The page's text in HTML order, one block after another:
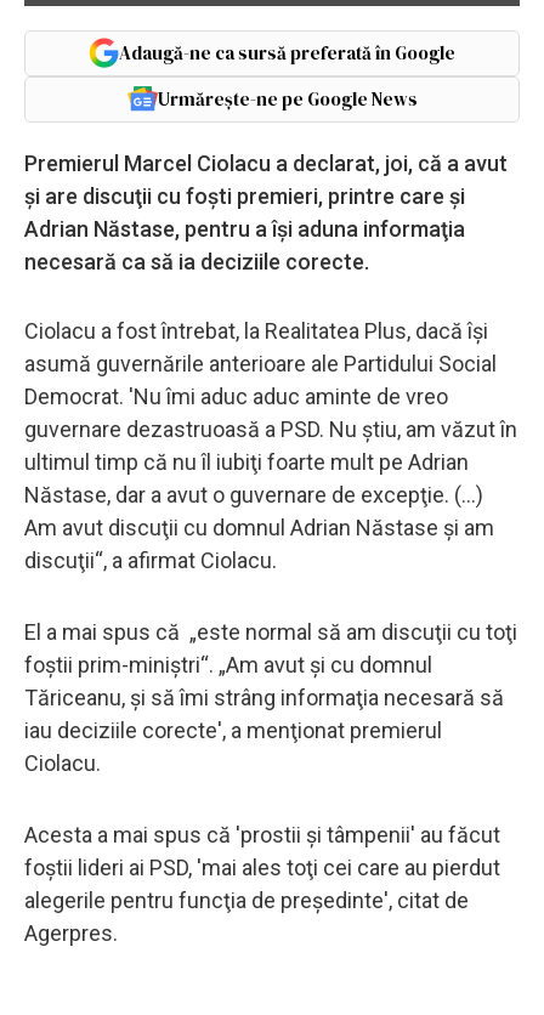
Adaugă-ne ca sursă preferată în Google
Urmărește-ne pe Google News
Premierul Marcel Ciolacu a declarat, joi, că a avut
şi are discuţii cu foşti premieri, printre care şi
Adrian Năstase, pentru a îşi aduna informaţia
necesară ca să ia deciziile corecte.
Ciolacu a fost întrebat, la Realitatea Plus, dacă îşi
asumă guvernările anterioare ale Partidului Social
Democrat. 'Nu îmi aduc aduc aminte de vreo
guvernare dezastruoasă a PSD. Nu ştiu, am văzut în
ultimul timp că nu îl iubiţi foarte mult pe Adrian
Năstase, dar a avut o guvernare de excepţie. (...)
Am avut discuţii cu domnul Adrian Năstase şi am
discuţii“, a afirmat Ciolacu.
El a mai spus că „este normal să am discuţii cu toţi
foştii prim-miniştri“. „Am avut şi cu domnul
Tăriceanu, şi să îmi strâng informaţia necesară să
iau deciziile corecte', a menţionat premierul
Ciolacu.
Acesta a mai spus că 'prostii şi tâmpenii' au făcut
foştii lideri ai PSD, 'mai ales toţi cei care au pierdut
alegerile pentru funcţia de preşedinte', citat de
Agerpres.